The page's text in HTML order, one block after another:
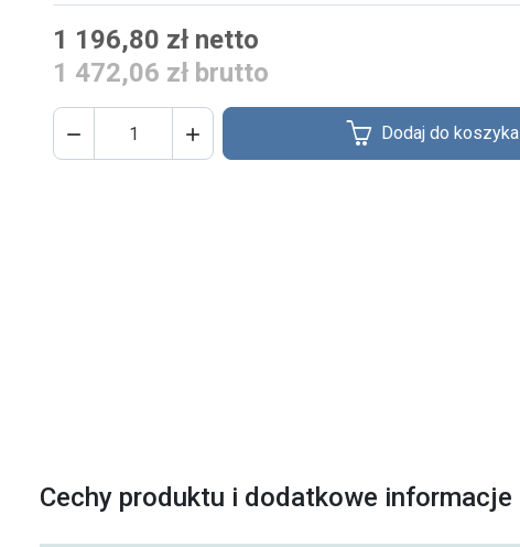
1 196,80 zł netto
1 472,06 zł brutto
  Dodaj do koszyka
Cechy produktu i dodatkowe informacje